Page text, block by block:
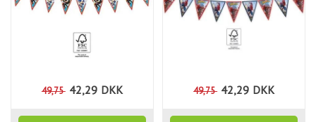
49,75 42,29 DKK 49,75 42,29 DKK